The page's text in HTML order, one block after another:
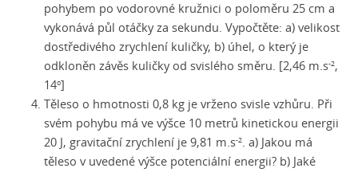
pohybem po vodorovné kružnici o poloměru 25 cm a
vykonává půl otáčky za sekundu. Vypočtěte: a) velikost
dostředivého zrychlení kuličky, b) úhel, o který je
odkloněn závěs kuličky od svislého směru. [2,46 m.s-2,
14o]
Těleso o hmotnosti 0,8 kg je vrženo svisle vzhůru. Při
svém pohybu má ve výšce 10 metrů kinetickou energii
20 J, gravitační zrychlení je 9,81 m.s-2. a) Jakou má
těleso v uvedené výšce potenciální energii? b) Jaké